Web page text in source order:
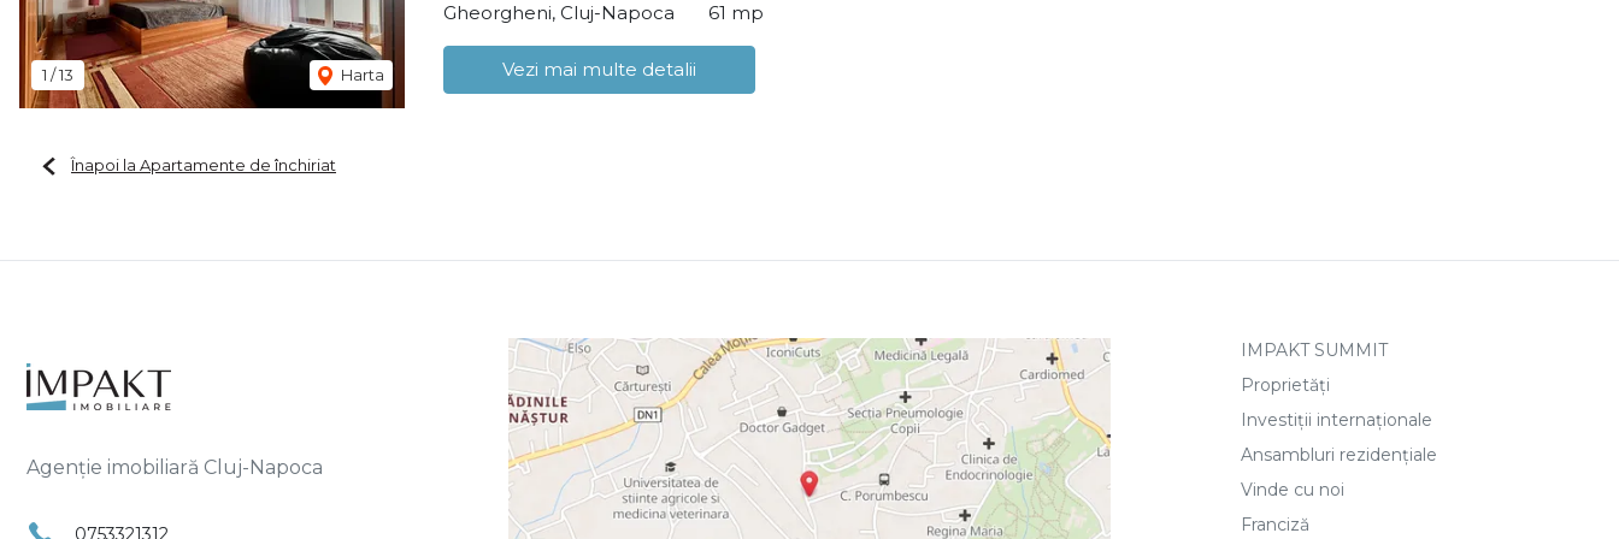
1 /13 Harta
Gheorgheni, Cluj-Napoca 61 mp
Vezi mai multe detalii
Înapoi la Apartamente de închiriat
Agenție imobiliară Cluj-Napoca
0753321312
IMPAKT SUMMIT
Proprietăți
Investiții internaționale
Ansambluri rezidențiale
Vinde cu noi
Franciză